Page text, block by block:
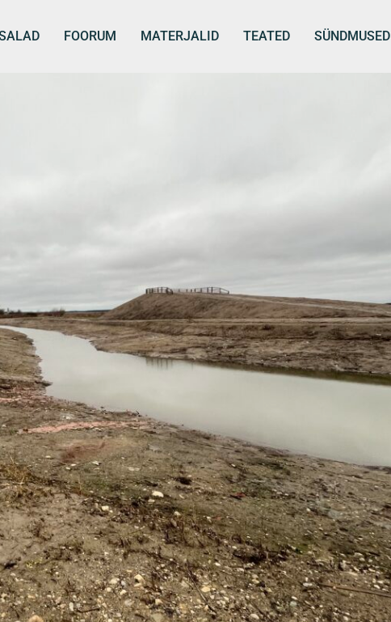
FOORUM MATERJALID TEATED SÜNDMUSED